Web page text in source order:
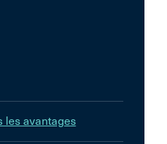
les avantages